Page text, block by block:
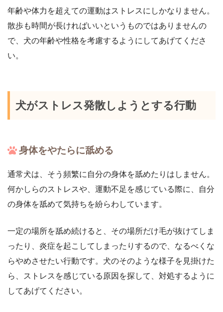
年齢や体力を超えての運動はストレスにしかなりません。
散歩も時間が長ければいいというものではありませんの
で、犬の年齢や性格を考慮するようにしてあげてくださ
い。
犬がストレス発散しようとする行動
身体をやたらに舐める
通常犬は、そう頻繁に自分の身体を舐めたりはしません。
何かしらのストレスや、運動不足を感じている際に、自分
の身体を舐めて気持ちを紛らわしています。
一定の場所を舐め続けると、その場所だけ毛が抜けてしま
ったり、炎症を起こしてしまったりするので、なるべくな
らやめさせたい行動です。犬のそのような様子を見掛けた
ら、ストレスを感じている原因を探して、対処するように
してあげてください。